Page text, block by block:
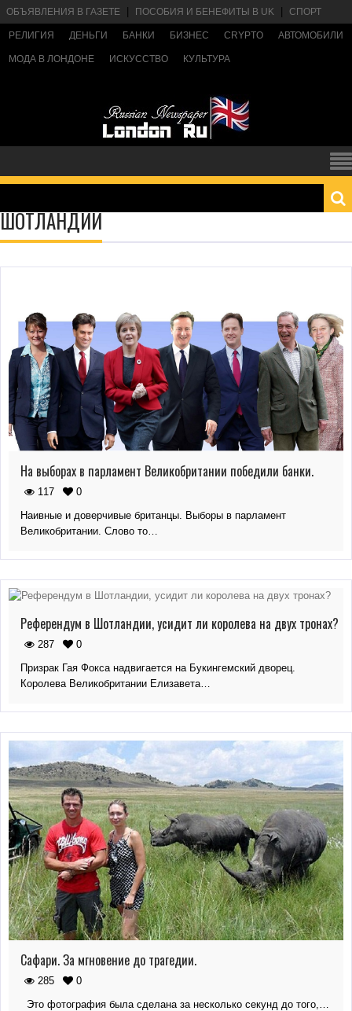
ОБЪЯВЛЕНИЯ В ГАЗЕТЕ ПОСОБИЯ И БЕНЕФИТЫ В UK СПОРТ
РЕЛИГИЯ ДЕНЬГИ БАНКИ БИЗНЕС CRYPTO АВТОМОБИЛИ
МОДА В ЛОНДОНЕ ИСКУССТВО КУЛЬТУРА
ШОТЛАНДИИ
На выборах в парламент Великобритании победили банки.
117
0
Наивные и доверчивые британцы. Выборы в парламент
Великобритании. Слово то…
Референдум в Шотландии, усидит ли королева на двух тронах?
287
0
Призрак Гая Фокса надвигается на Букингемский дворец.
Королева Великобритании Елизавета…
Сафари. За мгновение до трагедии.
285
0
Это фотография была сделана за несколько секунд до того,…